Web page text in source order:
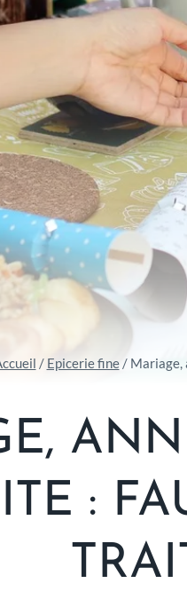
/ Epicerie fine / Mariage,
: